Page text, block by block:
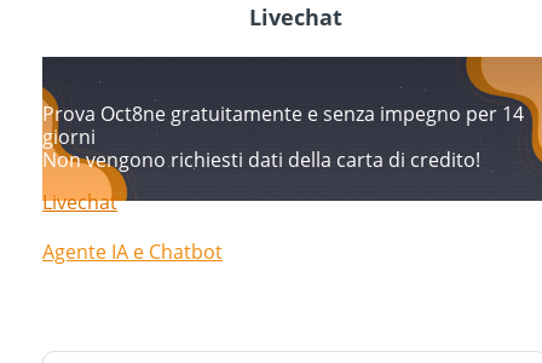
Livechat
Prova Oct8ne gratuitamente e senza impegno per 14
giorni
Non vengono richiesti dati della carta di credito!
Livechat
Agente IA e Chatbot